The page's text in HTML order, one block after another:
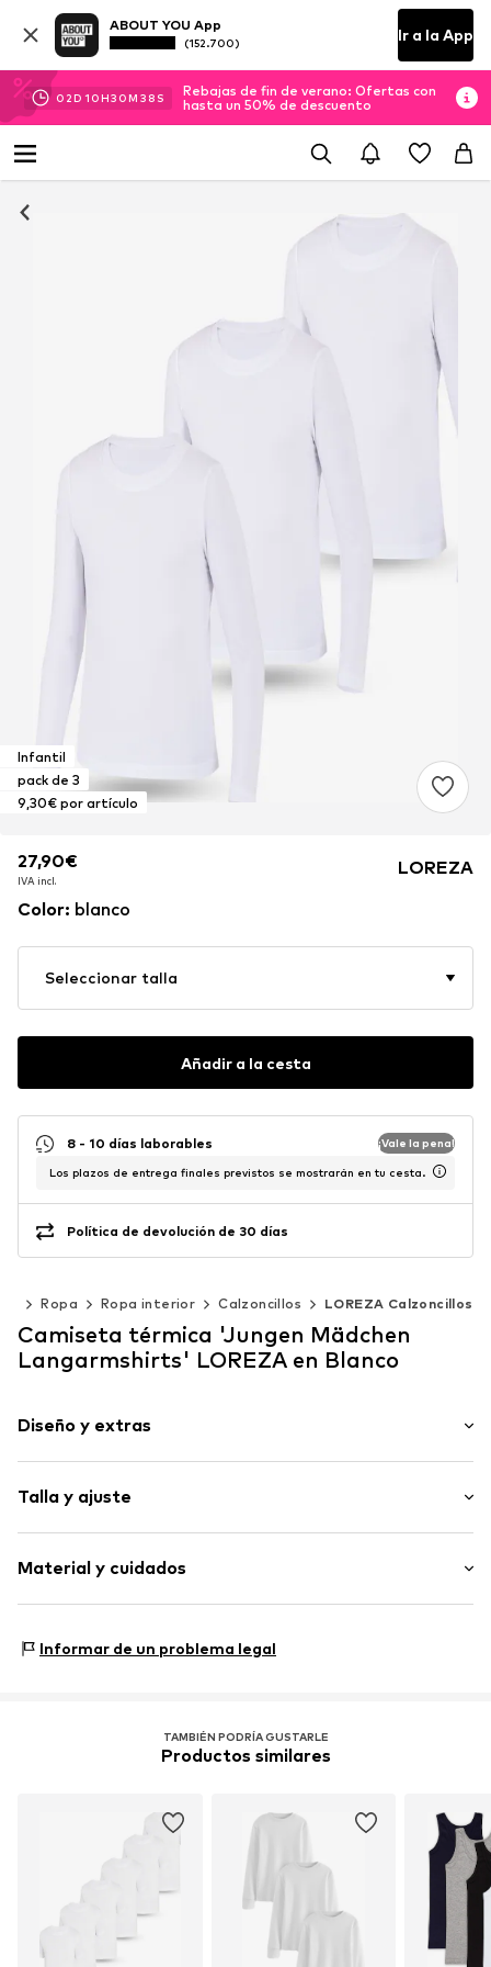
ABOUT YOU App
(152.700) Ir a la App
02D 10H30M 37 S
Rebajas de fin de verano: Ofertas con
hasta un 50% de descuento
Infantil
pack de 3
9,30€ por artículo
27,90€
IVA incl.
27,90€
IVA incl.
LOREZA
Color: blanco
Seleccionar talla
Añadir a la cesta
8 - 10 días laborables ¡Vale la pena!
Los plazos de entrega finales previstos se mostrarán en tu cesta.
Política de devolución de 30 días
Ropa Ropa interior Calzoncillos LOREZA Calzoncillos
Camiseta térmica 'Jungen Mädchen
Langarmshirts' LOREZA en Blanco
Diseño y extras
Algodón
Talla y ajuste
Material y cuidados
Informar de un problema legal
TAMBIÉN PODRÍA GUSTARLE
Productos similares